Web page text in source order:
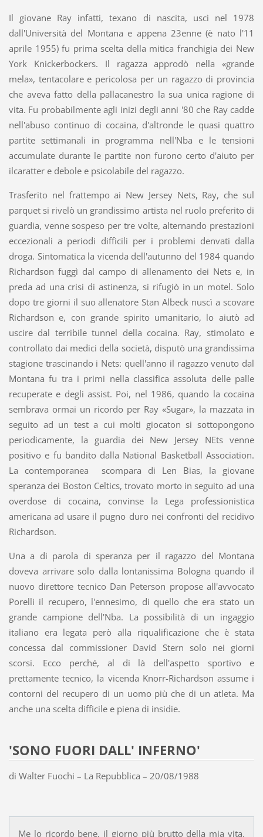
Il giovane Ray infatti, texano di nascita, uscì nel 1978
dall'Università del Montana e appena 23enne (è nato l'11
aprile 1955) fu prima scelta della mitica franchigia dei New
York Knickerbockers. Il ragazza approdò nella «grande
mela», tentacolare e pericolosa per un ragazzo di provincia
che aveva fatto della pallacanestro la sua unica ragione di
vita. Fu probabilmente agli inizi degli anni '80 che Ray cadde
nell'abuso continuo di cocaina, d'altronde le quasi quattro
partite settimanali in programma nell'Nba e le tensioni
accumulate durante le partite non furono certo d'aiuto per
ilcaratter e debole e psicolabile del ragazzo.
Trasferito nel frattempo ai New Jersey Nets, Ray, che sul
parquet si rivelò un grandissimo artista nel ruolo preferito di
guardia, venne sospeso per tre volte, alternando prestazioni
eccezionali a periodi difficili per i problemi denvati dalla
droga. Sintomatica la vicenda dell'autunno del 1984 quando
Richardson fuggì dal campo di allenamento dei Nets e, in
preda ad una crisi di astinenza, si rifugiò in un motel. Solo
dopo tre giorni il suo allenatore Stan Albeck nuscì a scovare
Richardson e, con grande spirito umanitario, lo aiutò ad
uscire dal terribile tunnel della cocaina. Ray, stimolato e
controllato dai medici della società, disputò una grandissima
stagione trascinando i Nets: quell'anno il ragazzo venuto dal
Montana fu tra i primi nella classifica assoluta delle palle
recuperate e degli assist. Poi, nel 1986, quando la cocaina
sembrava ormai un ricordo per Ray «Sugar», la mazzata in
seguito ad un test a cui molti giocaton si sottopongono
periodicamente, la guardia dei New Jersey NEts venne
positivo e fu bandito dalla National Basketball Association.
La contemporanea scompara di Len Bias, la giovane
speranza dei Boston Celtics, trovato morto in seguito ad una
overdose di cocaina, convinse la Lega professionistica
americana ad usare il pugno duro nei confronti del recidivo
Richardson.
Una a di parola di speranza per il ragazzo del Montana
doveva arrivare solo dalla lontanissima Bologna quando il
nuovo direttore tecnico Dan Peterson propose all'avvocato
Porelli il recupero, l'ennesimo, di quello che era stato un
grande campione dell'Nba. La possibilità di un ingaggio
italiano era legata però alla riqualificazione che è stata
concessa dal commissioner David Stern solo nei giorni
scorsi. Ecco perché, al di là dell'aspetto sportivo e
prettamente tecnico, la vicenda Knorr-Richardson assume i
contorni del recupero di un uomo più che di un atleta. Ma
anche una scelta difficile e piena di insidie.
'SONO FUORI DALL' INFERNO'
di Walter Fuochi – La Repubblica – 20/08/1988
Me lo ricordo bene, il giorno più brutto della mia vita.